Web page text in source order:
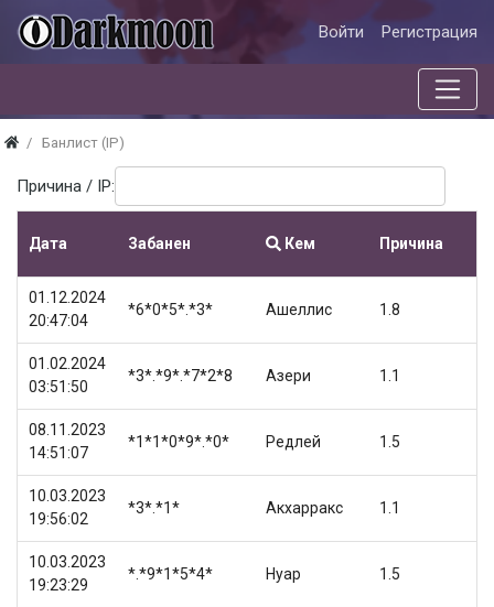
Войти Регистрация
Банлист (IP)
Причина / IP:
Дата Забанен Кем Причина
01.12.2024
20:47:04
*6*0*5*.*3* Ашеллис 1.8
01.02.2024
03:51:50
*3*.*9*.*7*2*8 Азери 1.1
08.11.2023
14:51:07
*1*1*0*9*.*0* Редлей 1.5
10.03.2023
19:56:02
*3*.*1* Акхарракс 1.1
10.03.2023
19:23:29
*.*9*1*5*4* Нуар 1.5